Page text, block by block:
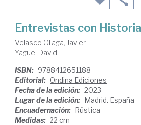
Entrevistas con Historia
Velasco Oliaga, Javier
Yagüe, David
ISBN: 9788412651188
Editorial: Ondina Ediciones
Fecha de la edición: 2023
Lugar de la edición: Madrid. España
Encuadernación: Rústica
Medidas: 22 cm